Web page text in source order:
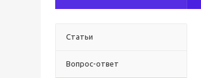
Статьи
Вопрос-ответ